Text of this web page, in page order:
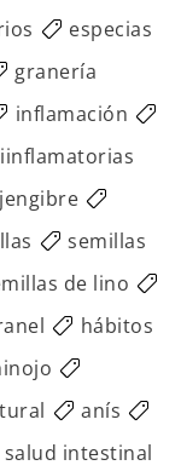
especias
granería
inflamación
jengibre
semillas
de lino
hábitos
anís
salud intestinal